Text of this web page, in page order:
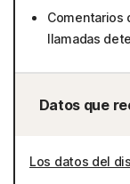
Comentarios
llamadas
Datos que
Los datos del